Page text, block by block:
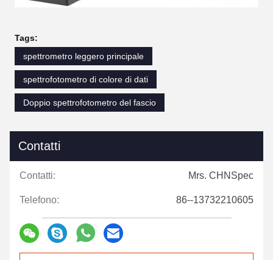
Tags:
spettrometro leggero principale
spettrofotometro di colore di dati
Doppio spettrofotometro del fascio
Contatti
Contatti: Mrs. CHNSpec
Telefono: 86--13732210605